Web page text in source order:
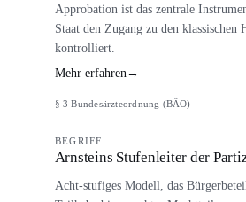
Approbation ist das zentrale
Staat den Zugang zu den klassischen
kontrolliert.
Mehr erfahren→
§ 3 Bundesärzteordnung (BÄO)
BEGRIFF
Arnsteins Stufenleiter der
Acht-stufiges Modell, das